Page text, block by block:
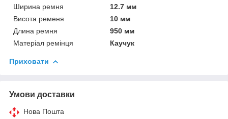
Ширина ремня
12.7 мм
Висота ременя
10 мм
Длина ремня
950 мм
Матеріал ремінця
Каучук
Приховати
Умови доставки
Нова Пошта